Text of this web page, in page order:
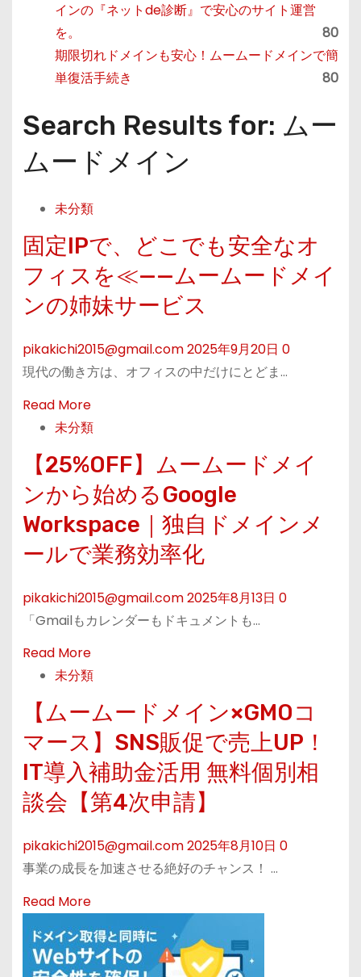
インの『ネットde診断』で安心のサイト運営
を。
80
期限切れドメインも安心！ムームードメインで簡
単復活手続き
80
Search Results for: ムー
ムードメイン
未分類
固定IPで、どこでも安全なオ
フィスを≪——ムームードメイ
ンの姉妹サービス
pikakichi2015@gmail.com2025年9月20日 0
現代の働き方は、オフィスの中だけにとどま…
Read MoreR
e
d
m
o
r
e
b
o
u
t
定
P
で
、
こ
で
も
安
全
な
未分類
【25%OFF】ムームードメイ
ンから始めるGoogle
Workspace｜独自ドメインメ
ールで業務効率化
pikakichi2015@gmail.com2025年8月13日 0
「Gmailもカレンダーもドキュメントも…
Read MoreR
e
d
m
o
r
e
b
o
u
【
2
未分類
【ムームードメイン×GMOコ
マース】SNS販促で売上UP！
IT導入補助金活用 無料個別相
談会【第4次申請】
pikakichi2015@gmail.com2025年8月10日 0
事業の成長を加速させる絶好のチャンス！ …
Read MoreR
a
d